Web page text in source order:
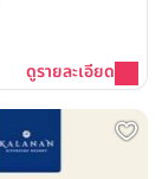
ดูรายละเอียด